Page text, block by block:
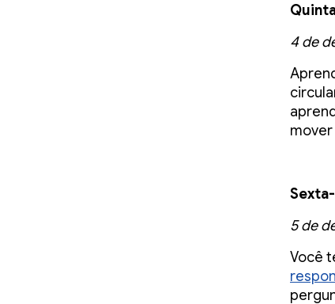
4 de
5 de
Você